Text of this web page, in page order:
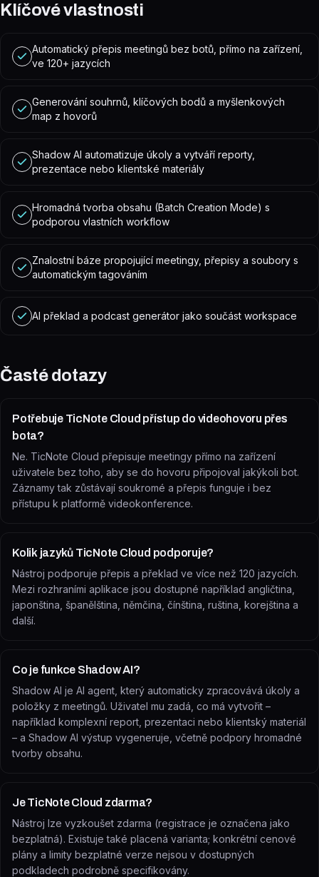
Klíčové vlastnosti
Automatický přepis meetingů bez botů, přímo na zařízení,
ve 120+ jazycích
Generování souhrnů, klíčových bodů a myšlenkových
map z hovorů
Shadow AI automatizuje úkoly a vytváří reporty,
prezentace nebo klientské materiály
Hromadná tvorba obsahu (Batch Creation Mode) s
podporou vlastních workflow
Znalostní báze propojující meetingy, přepisy a soubory s
automatickým tagováním
AI překlad a podcast generátor jako součást workspace
Časté dotazy
Potřebuje TicNote Cloud přístup do videohovoru přes
bota?
Ne. TicNote Cloud přepisuje meetingy přímo na zařízení
uživatele bez toho, aby se do hovoru připojoval jakýkoli bot.
Záznamy tak zůstávají soukromé a přepis funguje i bez
přístupu k platformě videokonference.
Kolik jazyků TicNote Cloud podporuje?
Nástroj podporuje přepis a překlad ve více než 120 jazycích.
Mezi rozhraními aplikace jsou dostupné například angličtina,
japonština, španělština, němčina, čínština, ruština, korejština a
další.
Co je funkce Shadow AI?
Shadow AI je AI agent, který automaticky zpracovává úkoly a
položky z meetingů. Uživatel mu zadá, co má vytvořit –
například komplexní report, prezentaci nebo klientský materiál
– a Shadow AI výstup vygeneruje, včetně podpory hromadné
tvorby obsahu.
Je TicNote Cloud zdarma?
Nástroj lze vyzkoušet zdarma (registrace je označena jako
bezplatná). Existuje také placená varianta; konkrétní cenové
plány a limity bezplatné verze nejsou v dostupných
podkladech podrobně specifikovány.